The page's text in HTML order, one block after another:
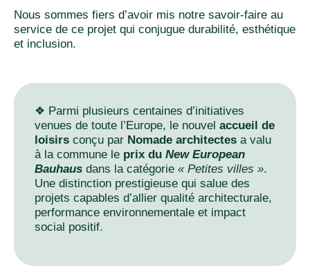
Nous sommes fiers d’avoir mis notre savoir-faire au
service de ce projet qui conjugue durabilité, esthétique
et inclusion.
❖ Parmi plusieurs centaines d’initiatives
venues de toute l’Europe, le nouvel accueil de
loisirs conçu par Nomade architectes a valu
à la commune le prix du New European
Bauhaus dans la catégorie « Petites villes ».
Une distinction prestigieuse qui salue des
projets capables d’allier qualité architecturale,
performance environnementale et impact
social positif.